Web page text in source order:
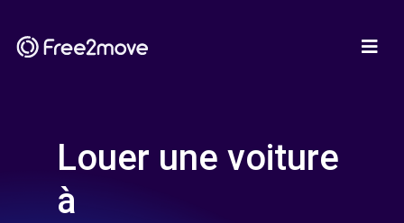
Louer une voiture
à